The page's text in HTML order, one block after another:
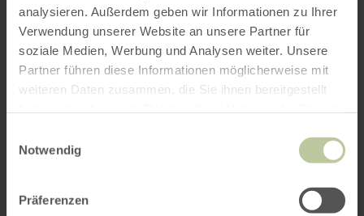
analysieren. Außerdem geben wir Informationen zu Ihrer
Verwendung unserer Website an unsere Partner für
soziale Medien, Werbung und Analysen weiter. Unsere
Partner führen diese Informationen möglicherweise mit
weiteren Daten zusammen, die Sie ihnen bereitgestellt
Notwendig
Präferenzen